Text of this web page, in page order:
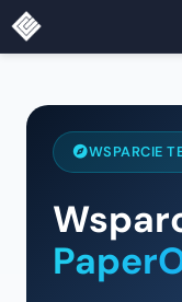
WSPARCIE